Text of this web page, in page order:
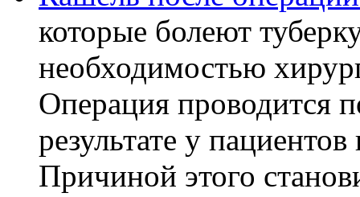
которые болеют
необходимостью
Операция проводится
результате у
Причиной этого